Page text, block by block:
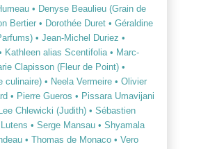
• Denyse Beaulieu (Grain de
Bertier • Dorothée Duret • Géraldine
• Jean-Michel Duriez •
Kathleen alias Scentifolia• Marc-
Clapisson (Fleur de Point) •
culinaire) • Neela Vermeire • Olivier
• Pierre Gueros • Pissara Umavijani
Chlewicki (Judith) • Sébastien
• Serge Mansau • Shyamala
• Thomas de Monaco • Vero